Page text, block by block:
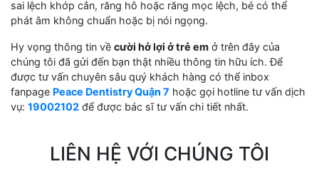
sai lệch khớp cắn, răng hô hoặc răng mọc lệch, bé có thể
phát âm không chuẩn hoặc bị nói ngọng.
Hy vọng thông tin về cười hở lợi ở trẻ em ở trên đây của
chúng tôi đã gửi đến bạn thật nhiều thông tin hữu ích. Để
được tư vấn chuyên sâu quý khách hàng có thể inbox
fanpage Peace Dentistry Quận 7 hoặc gọi hotline tư vấn dịch
vụ: 19002102 để được bác sĩ tư vấn chi tiết nhất.
LIÊN HỆ VỚI CHÚNG TÔI